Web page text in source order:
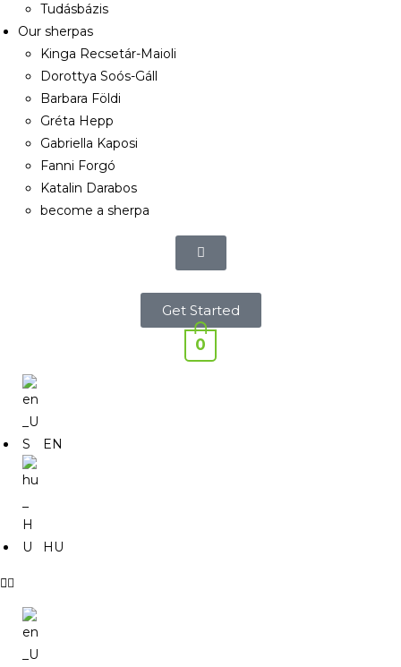
Tudásbázis
Our sherpas
Kinga Recsetár-Maioli
Dorottya Soós-Gáll
Barbara Földi
Gréta Hepp
Gabriella Kaposi
Fanni Forgó
Katalin Darabos
become a sherpa
Get Started
0
EN
HU